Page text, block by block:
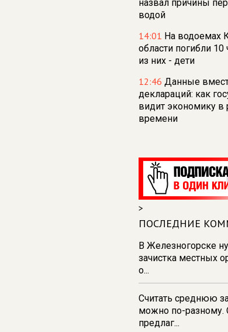
назвал причины
водой
14:01 На водоемах
области погибли
из них - дети
12:46 Данные
деклараций: как
видит экономику в
времени
Карла Маркса
12:17
В Курске
добивается
девочки -
побои
11:58В Курской
обрушившаяся
возбуждение
отношении ИП
11:52В Курске
добивается
рублей зарплаты
>
ПОСЛЕДНИЕ
В Железногорске
зачистка местных
о...
Считать среднюю
можно по-разному.
предлаг...